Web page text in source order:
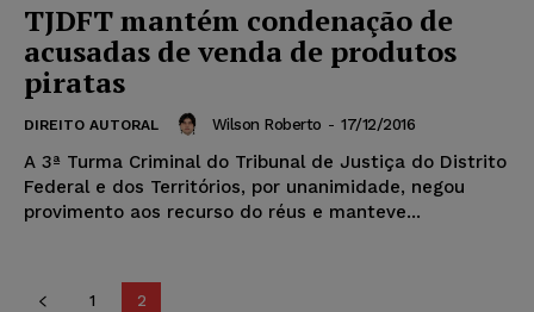
TJDFT mantém condenação de
acusadas de venda de produtos
piratas
DIREITO AUTORAL Wilson Roberto - 17/12/2016
A 3ª Turma Criminal do Tribunal de Justiça do Distrito
Federal e dos Territórios, por unanimidade, negou
provimento aos recurso do réus e manteve...
1 2